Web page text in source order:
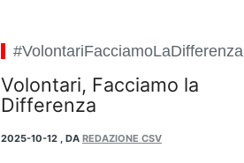
#VolontariFacciamoLaDifferenza
Volontari, Facciamo la
Differenza
2025-10-12 , DA REDAZIONE CSV